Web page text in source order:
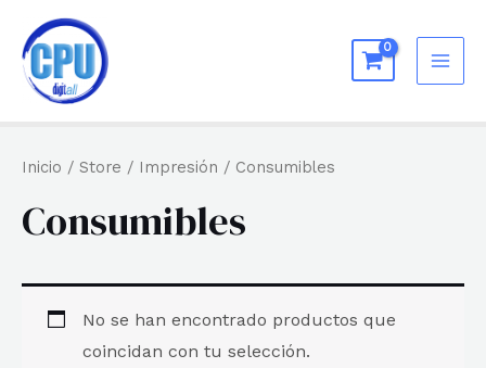
contenido
Inicio / Store / Impresión / Consumibles
Consumibles
No se han encontrado productos que
coincidan con tu selección.